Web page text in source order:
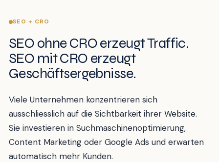
SEO + CRO
SEO ohne CRO erzeugt Traffic.
SEO mit CRO erzeugt
Geschäftsergebnisse.
Viele Unternehmen konzentrieren sich
ausschliesslich auf die Sichtbarkeit ihrer Website.
Sie investieren in Suchmaschinenoptimierung,
Content Marketing oder Google Ads und erwarten
automatisch mehr Kunden.